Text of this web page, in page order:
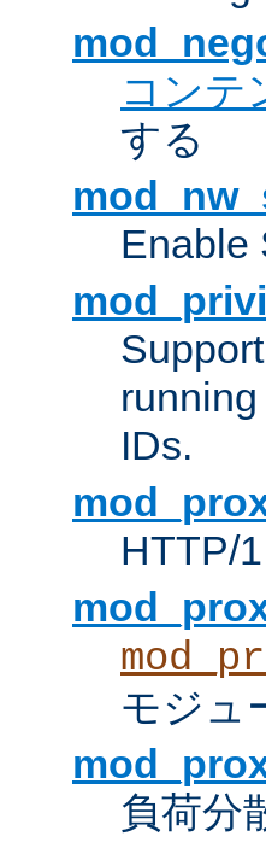
コンテ
する
Enable
IDs.
HTTP/
モジュ
負荷分